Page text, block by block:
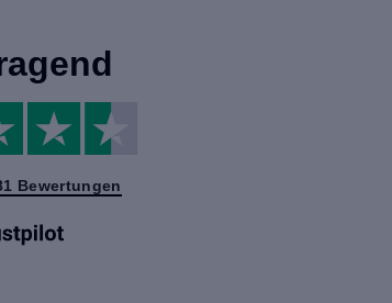
Bewertungen